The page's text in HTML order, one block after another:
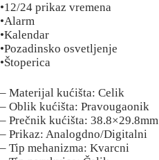
•12/24 prikaz vremena
•Alarm
•Kalendar
•Pozadinsko osvetljenje
•Štoperica
– Materijal kućišta: Celik
– Oblik kućišta: Pravougaonik
– Prečnik kućišta: 38.8×29.8mm
– Prikaz: Analogdno/Digitalni
– Tip mehanizma: Kvarcni